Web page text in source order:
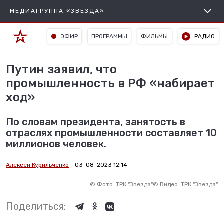
МЕДИАГРУППА «ЗВЕЗДА»
ЭФИР ПРОГРАММЫ ФИЛЬМЫ РАДИО
Путин заявил, что
промышленность в РФ «набирает
ход»
По словам президента, занятость в
отраслях промышленности составляет 10
миллионов человек.
Алексей Курильченко 03-08-2023 12:14
© Фото: ТРК "Звезда"© Видео: ТРК "Звезда"
Поделиться: